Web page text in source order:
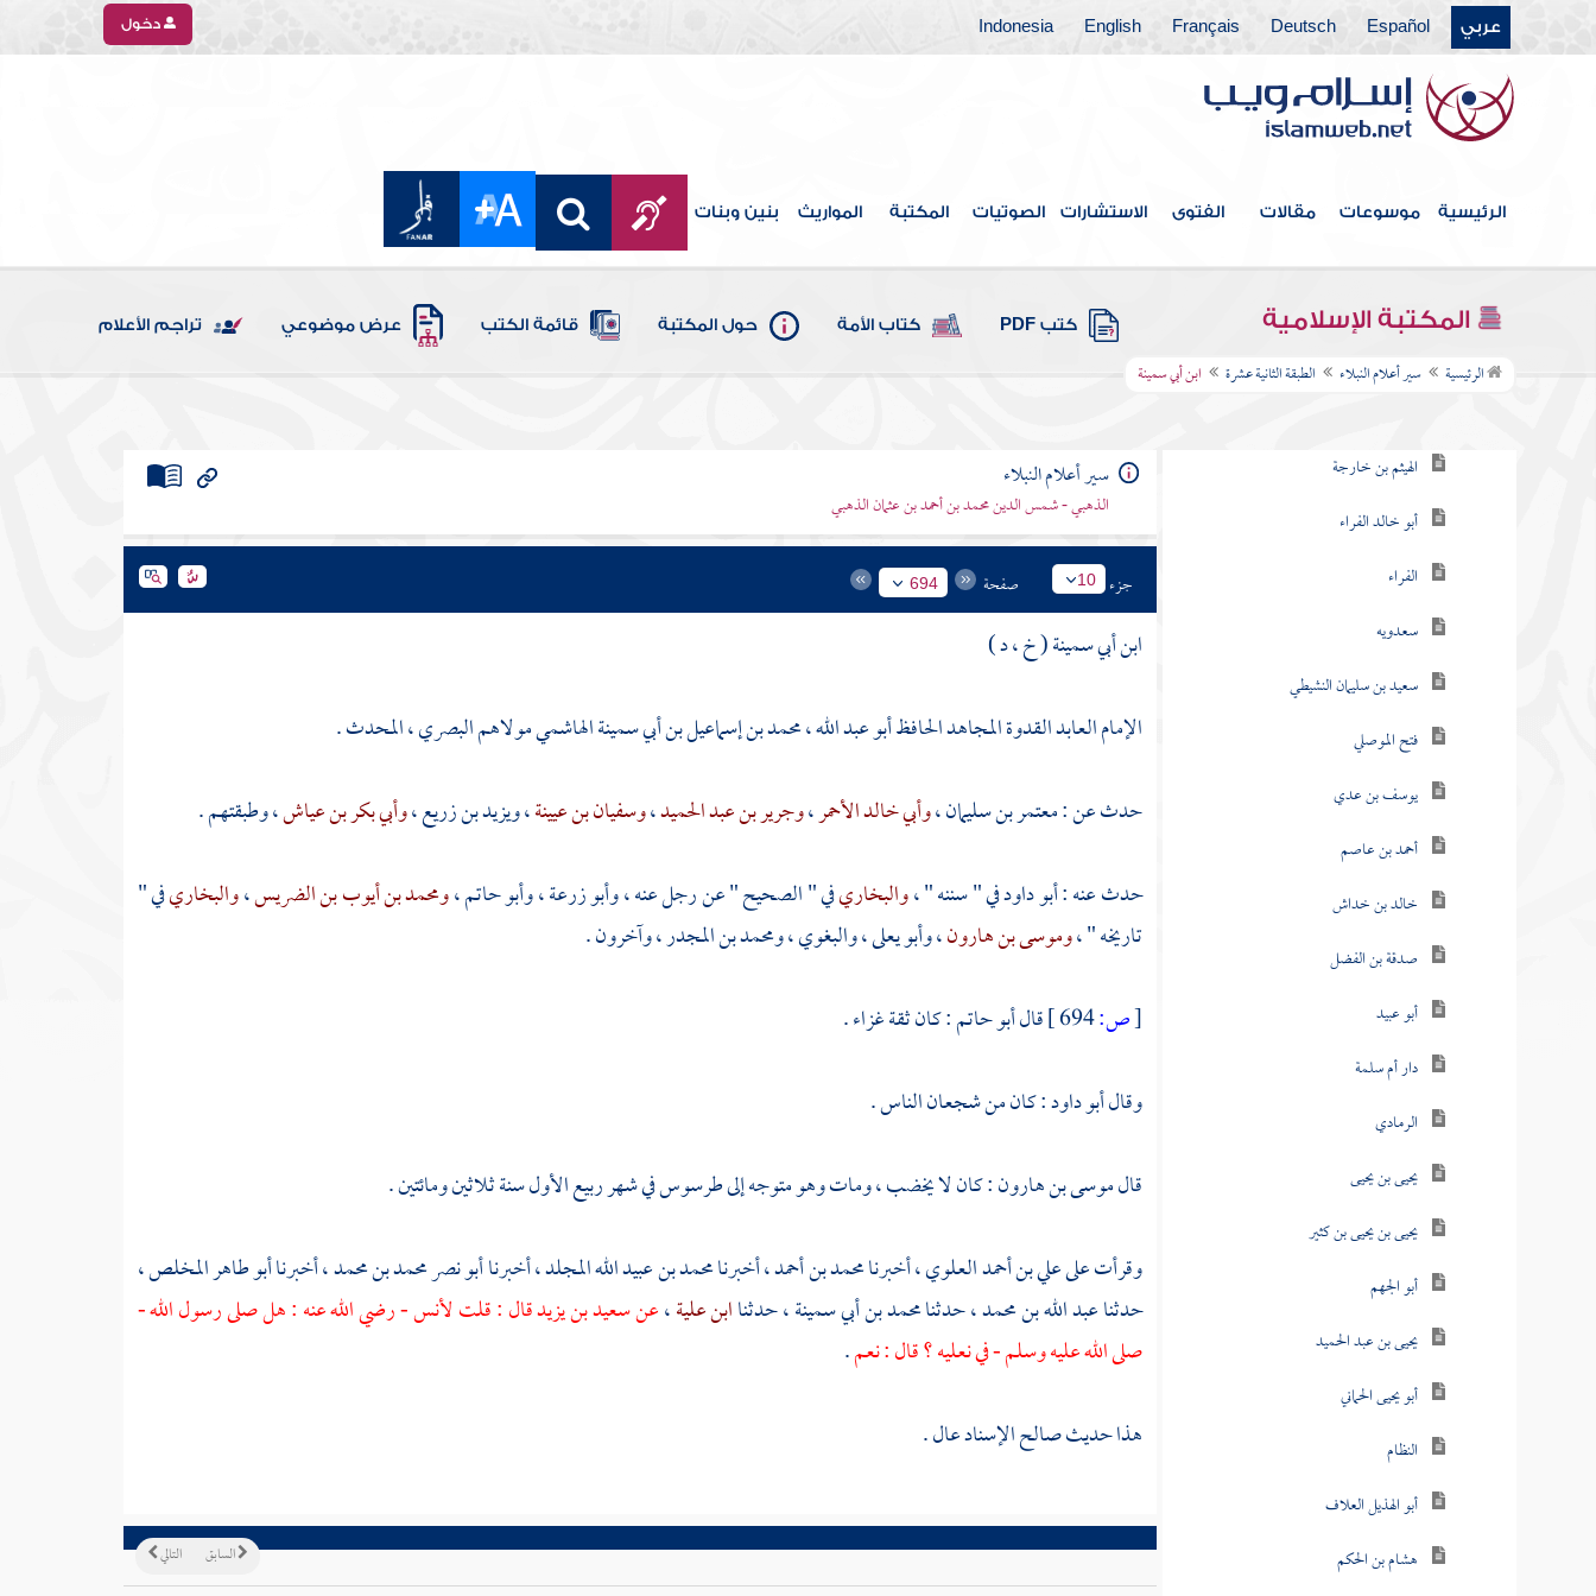
عربي Español
Deutsch
Français
English
Indonesia دخول
الرئيسية موسوعات مقالات الفتوى الاستشارات الصوتيات المكتبة المواريث بنين وبنات
المكتبة الإسلامية كتب PDF كتاب الأمة حول المكتبة قائمة الكتب عرض موضوعي تراجم الأعلام
الرئيسية سير أعلام النبلاء الطبقة الثانية عشرة ابن أبي سمينة
الطبقة الخامسة
الطبقة السادسة
الطبقة السابعة
الطبقة التاسعة
الطبقة العاشرة
الطبقة الحادية عشرة
الطبقة الثانية عشرة
الهيثم بن خارجة
أبو خالد الفراء
الفراء
سعدويه
سعيد بن سليمان النشيطي
فتح الموصلي
يوسف بن عدي
أحمد بن عاصم
خالد بن خداش
صدقة بن الفضل
أبو عبيد
دار أم سلمة
الرمادي
يحيى بن يحيى
يحيى بن يحيى بن كثير
أبو الجهم
يحيى بن عبد الحميد
أبو يحيى الحماني
النظام
أبو الهذيل العلاف
هشام بن الحكم
سير أعلام النبلاء
الذهبي - شمس الدين محمد بن أحمد بن عثمان الذهبي
جزء 10 صفحة 694
ابن أبي سمينة ( خ ، د )
الإمام العابد القدوة المجاهد الحافظ أبو عبد الله ، محمد بن إسماعيل بن أبي سمينة الهاشمي مولاهم البصري ، المحدث .
حدث عن :معتمر بن سليمان،وأبي خالد الأحمر،وجرير بن عبد الحميد،وسفيان بن عيينة،ويزيد بن زريع،وأبي بكر بن عياش، وطبقتهم .
حدث عنه :أبو داودفي " سننه " ،والبخاريفي " الصحيح " عن رجل عنه ،وأبو زرعة،وأبو حاتم،ومحمد بن أيوب بن الضريس،والبخاريفي "
تاريخه " ،وموسى بن هارون،وأبو يعلى،والبغوي،ومحمد بن المجدر، وآخرون .
[ص: قالأبو حاتم: كان ثقة غزاء .
وقالأبو داود: كان من شجعان الناس .
قالموسى بن هارون: كان لا يخضب ، ومات وهو متوجه إلىطرسوسفي شهر ربيع الأول سنة ثلاثين ومائتين .
وقرأت علىعلي بن أحمد العلوي، أخبرنامحمد بن أحمد، أخبرنامحمد بن عبيد الله المجلد، أخبرناأبو نصر محمد بن محمد، أخبرناأبو طاهر المخلص،
حدثناعبد الله بن محمد، حدثنامحمد بن أبي سمينة، حدثناابن علية،عنسعيد بن يزيدقال : قلتلأنس- رضي الله عنه : هل صلى رسول الله -
صلى الله عليه وسلم - في نعليه ؟ قال : نعم.
هذا حديث صالح الإسناد عال .
التالي السابق